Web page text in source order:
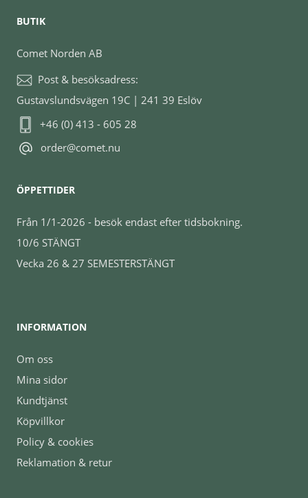
BUTIK
Comet Norden AB
Post & besöksadress:
Gustavslundsvägen 19C | 241 39 Eslöv
+46 (0) 413 - 605 28
order@comet.nu
ÖPPETTIDER
Från 1/1-2026 - besök endast efter tidsbokning.
10/6 STÄNGT
Vecka 26 & 27 SEMESTERSTÄNGT
INFORMATION
Om oss
Mina sidor
Kundtjänst
Köpvillkor
Policy & cookies
Reklamation & retur